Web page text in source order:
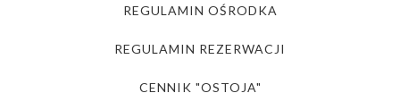
REGULAMIN OŚRODKA
REGULAMIN REZERWACJI
CENNIK "OSTOJA"